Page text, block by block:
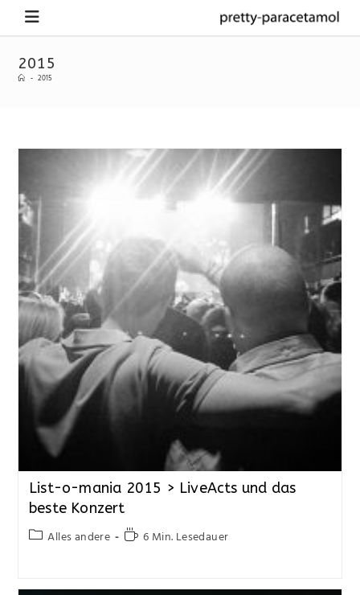
2015
- 2015
List-o-mania 2015 > LiveActs und das
beste Konzert
Alles andere 6 Min. Lesedauer